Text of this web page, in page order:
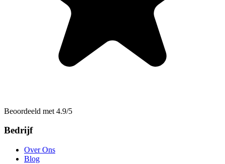
Beoordeeld met 4.9/5
Bedrijf
Over Ons
Blog